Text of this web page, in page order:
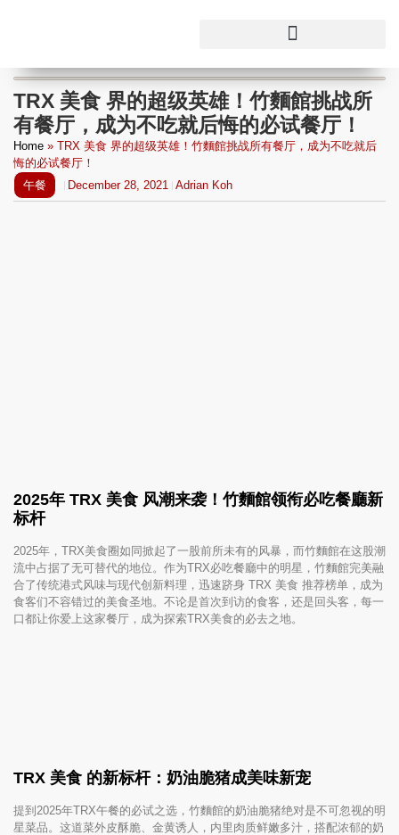
TRX 美食 界的超级英雄！竹麵館挑战所
有餐厅，成为不吃就后悔的必试餐厅！
Home » TRX 美食 界的超级英雄！竹麵館挑战所有餐厅，成为不吃就后
悔的必试餐厅！
午餐
December 28, 2021 Adrian Koh
2025年 TRX 美食 风潮来袭！竹麵館领衔必吃餐廳新
标杆
2025年，TRX美食圈如同掀起了一股前所未有的风暴，而竹麵館在这股潮
流中占据了无可替代的地位。作为TRX必吃餐廳中的明星，竹麵館完美融
合了传统港式风味与现代创新料理，迅速跻身 TRX 美食 推荐榜单，成为
食客们不容错过的美食圣地。不论是首次到访的食客，还是回头客，每一
口都让你爱上这家餐厅，成为探索TRX美食的必去之地。
TRX 美食 的新标杆：奶油脆猪成美味新宠
提到2025年TRX午餐的必试之选，竹麵館的奶油脆猪绝对是不可忽视的明
星菜品。这道菜外皮酥脆、金黄诱人，内里肉质鲜嫩多汁，搭配浓郁的奶